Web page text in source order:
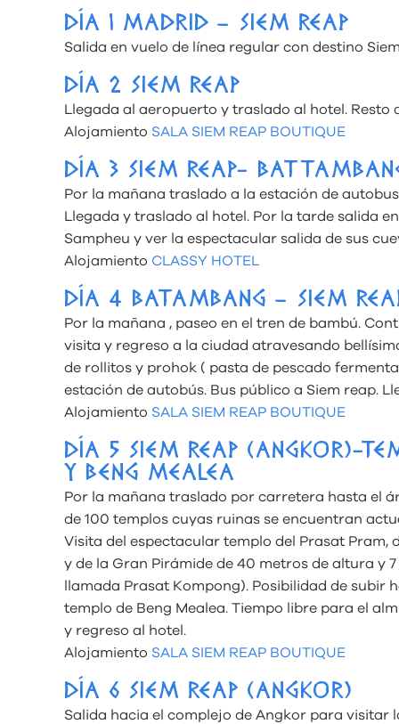
DÍA 1 MADRID – SIEM REAP
Salida en vuelo de línea regular con destino
DÍA 2 SIEM REAP
Llegada al aeropuerto y traslado al hotel. Resto
Alojamiento SALA SIEM REAP BOUTIQUE
DÍA 3 SIEM REAP-
Por la mañana traslado a la estación de
Llegada y traslado al hotel. Por la tarde salida
Sampheu y ver la espectacular salida de sus
Alojamiento CLASSY HOTEL
DÍA 4 BATAMBANG – SIEM
Por la mañana , paseo en el tren de bambú.
visita y regreso a la ciudad atravesando
de rollitos y prohok ( pasta de pescado
estación de autobús. Bus público a Siem reap.
Alojamiento SALA SIEM REAP BOUTIQUE
DÍA 5 SIEM REAP (ANGKOR)-
Y BENG MEALEA
Por la mañana traslado por carretera hasta el
de 100 templos cuyas ruinas se encuentran
Visita del espectacular templo del Prasat Pram,
y de la Gran Pirámide de 40 metros de altura y
llamada Prasat Kompong). Posibilidad de
templo de Beng Mealea. Tiempo libre para el
y regreso al hotel.
Alojamiento SALA SIEM REAP BOUTIQUE
DÍA 6 SIEM REAP (ANGKOR)
Salida hacia el complejo de Angkor para visitar